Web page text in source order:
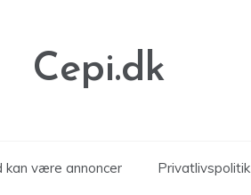
Cepi.dk
kan være annoncer Privatlivspolitik